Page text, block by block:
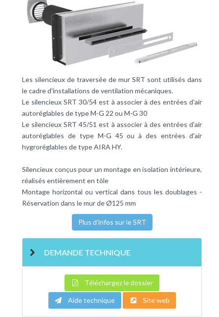
Les silencieux de traversée de mur SRT sont utilisés dans
le cadre d'installations de ventilation mécaniques.
Le silencieux SRT 30/54 est à associer à des entrées d'air
autoréglables de type M-G 22 ou M-G 30
Le silencieux SRT 45/51 est à associer à des entrées d'air
autoréglables de type M-G 45 ou à des entrées d'air
hygroréglables de type AIRA HY.
Silencieux conçus pour un montage en isolation intérieure,
réalisés entièrement en tôle
Montage horizontal ou vertical dans tous les doublages -
Réservation dans le mur de Ø125 mm
Plus d'infos sur le SRT
DEMANDE TECHNIQUE
Téléchargez le dossier
Aide technique Site web